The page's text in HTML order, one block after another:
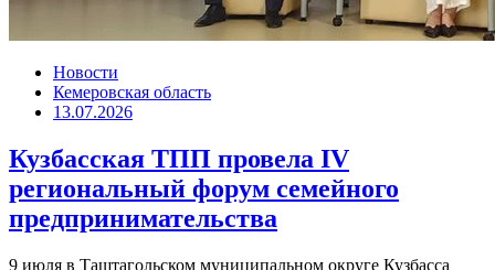
Новости
Кемеровская область
13.07.2026
Кузбасская ТПП провела IV
региональный форум семейного
предпринимательства
9 июля в Таштагольском муниципальном округе Кузбасса